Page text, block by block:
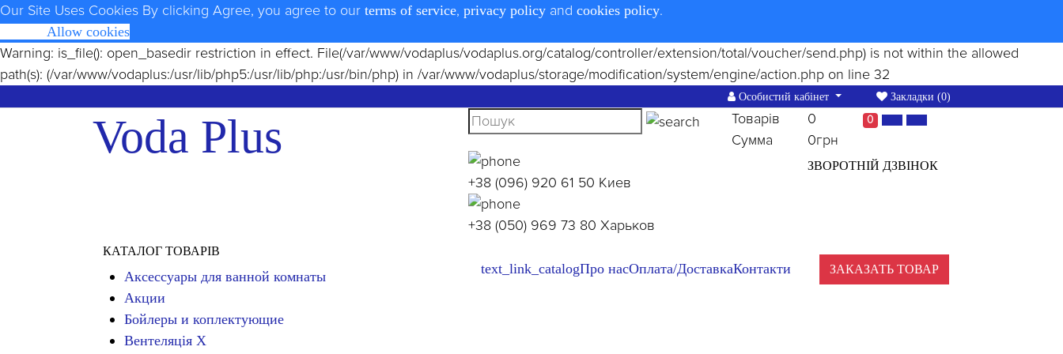
Our Site Uses Cookies By clicking Agree, you agree to our terms of service, privacy policy and cookies policy.
Allow cookies
Warning: is_file(): open_basedir restriction in effect. File(/var/www/vodaplus/vodaplus.org/catalog/controller/extension/total/voucher/send.php) is not within the allowed
path(s): (/var/www/vodaplus:/usr/lib/php5:/usr/lib/php:/usr/bin/php) in /var/www/vodaplus/storage/modification/system/engine/action.php on line 32
Особистий кабінет Закладки (0)
Voda Plus Товарів
0
Сумма
0грн
0
+38 (096) 920 61 50 Киев
+38 (050) 969 73 80 Харьков
ЗВОРОТНІЙ ДЗВІНОК
КАТАЛОГ ТОВАРІВ
Аксессуары для ванной комнаты
Акции
Бойлеры и коплектующие
Вентеляція Х
text_link_catalogПро насОплата/ДоставкаКонтакти ЗАКАЗАТЬ ТОВАР